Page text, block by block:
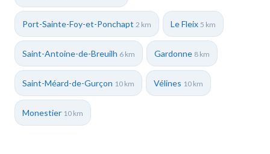
Port-Sainte-Foy-et-Ponchapt 2 km Le Fleix 5 km
Saint-Antoine-de-Breuilh 6 km Gardonne 8 km
Saint-Méard-de-Gurçon 10 km Vélines 10 km
Monestier 10 km